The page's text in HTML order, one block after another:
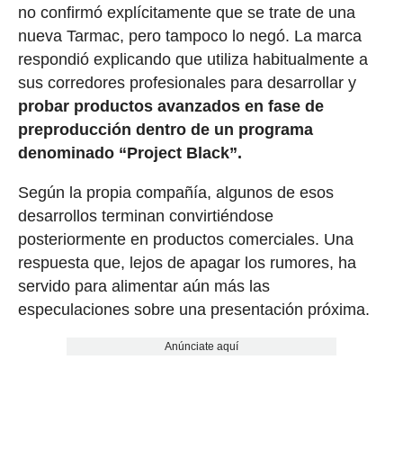
no confirmó explícitamente que se trate de una
nueva Tarmac, pero tampoco lo negó. La marca
respondió explicando que utiliza habitualmente a
sus corredores profesionales para desarrollar y
probar productos avanzados en fase de
preproducción dentro de un programa
denominado “Project Black”.
Según la propia compañía, algunos de esos
desarrollos terminan convirtiéndose
posteriormente en productos comerciales. Una
respuesta que, lejos de apagar los rumores, ha
servido para alimentar aún más las
especulaciones sobre una presentación próxima.
Anúnciate aquí